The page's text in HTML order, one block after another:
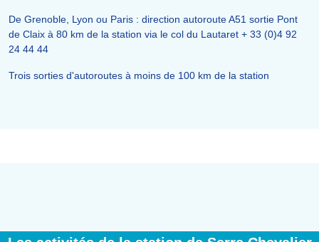
De Grenoble, Lyon ou Paris : direction autoroute A51 sortie Pont
de Claix à 80 km de la station via le col du Lautaret + 33 (0)4 92
24 44 44
Trois sorties d'autoroutes à moins de 100 km de la station